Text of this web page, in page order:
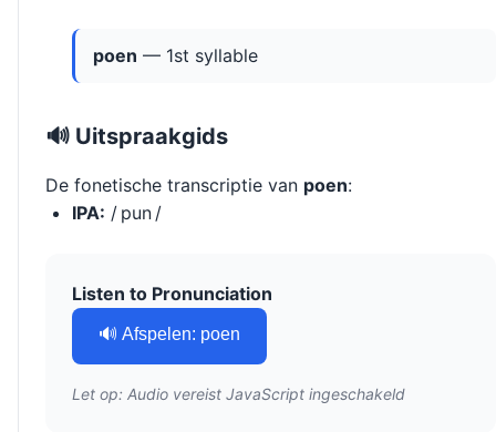
poen — 1st syllable
🔊 Uitspraakgids
De fonetische transcriptie van poen:
IPA: / pun /
Listen to Pronunciation
🔊 Afspelen: poen
Let op: Audio vereist JavaScript ingeschakeld